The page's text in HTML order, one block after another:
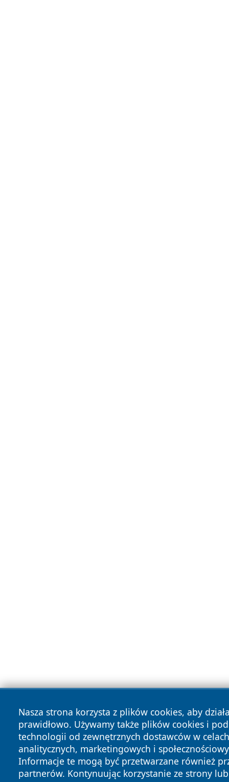
Nasza strona korzysta z plików cookies, aby
prawidłowo. Używamy także plików cookies i
technologii od zewnętrznych dostawców w celach
analitycznych, marketingowych i
Informacje te mogą być przetwarzane również
partnerów. Kontynuując korzystanie ze strony